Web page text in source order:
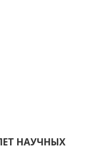
НАУЧНЫХ